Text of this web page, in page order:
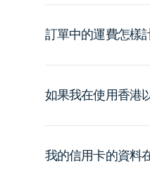
訂單中的運費怎樣
如果我在使用香港
我的信用卡的資料